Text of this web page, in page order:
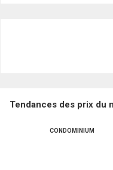
Tendances des prix du
CONDOMINIUM